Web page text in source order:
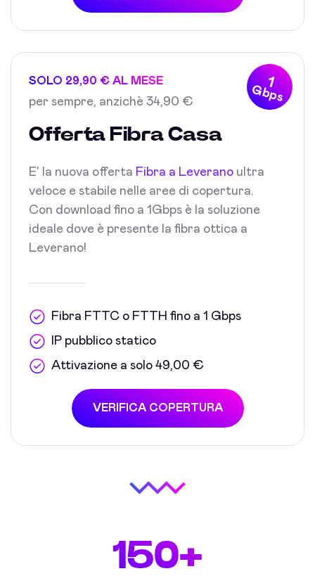
1
Gbps
SOLO 29,90 € AL MESE
per sempre, anzichè 34,90 €
Offerta Fibra Casa
E' la nuova offerta Fibra a Leverano ultra
veloce e stabile nelle aree di copertura.
Con download fino a 1Gbps è la soluzione
ideale dove è presente la fibra ottica a
Leverano!
Fibra FTTC o FTTH fino a 1 Gbps
IP pubblico statico
Attivazione a solo 49,00 €
VERIFICA COPERTURA
150+